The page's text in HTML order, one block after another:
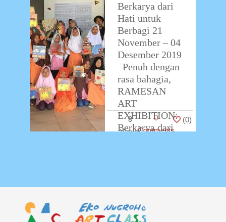
Berkarya dari
Hati untuk
Berbagi 21
November – 04
Desember 2019
Penuh dengan
rasa bahagia,
RAMESAN
ART
EXHIBITION:
Berkarya dari
8
0
Comments
(0)